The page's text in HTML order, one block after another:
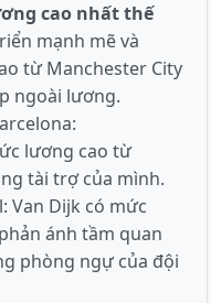
cao nhất thế
mạnh mẽ và
từ Manchester City
ngoài lương.
lương cao từ
tài trợ của mình.
Van Dijk có mức
ánh tầm quan
phòng ngự của đội